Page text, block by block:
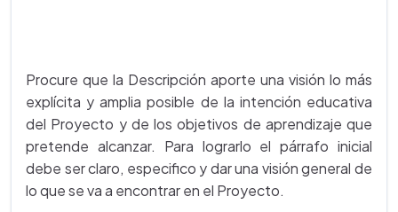
Procure que la Descripción aporte una visión lo más
explícita y amplia posible de la intención educativa
del Proyecto y de los objetivos de aprendizaje que
pretende alcanzar. Para lograrlo el párrafo inicial
debe ser claro, especifico y dar una visión general de
lo que se va a encontrar en el Proyecto.